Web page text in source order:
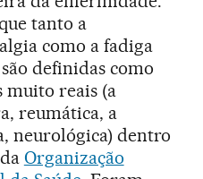
tanto a
como a fadiga
definidas como
muito reais (a
reumática, a
neurológica) dentro
Organização